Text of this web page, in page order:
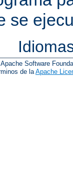
se
Software
de laApache